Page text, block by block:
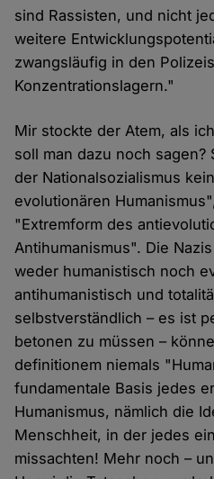
sind Rassisten, und nicht
weitere
zwangsläufig in den
Konzentrationslagern."
Mir stockte der Atem, als
soll man dazu noch
der Nationalsozialismus
evolutionären
"Extremform des
Antihumanismus". Die
weder humanistisch noch
antihumanistisch und
selbstverständlich – es ist
betonen zu müssen –
definitionem niemals
fundamentale Basis jedes
Humanismus, nämlich die
Menschheit, in der jedes
missachten! Mehr noch –